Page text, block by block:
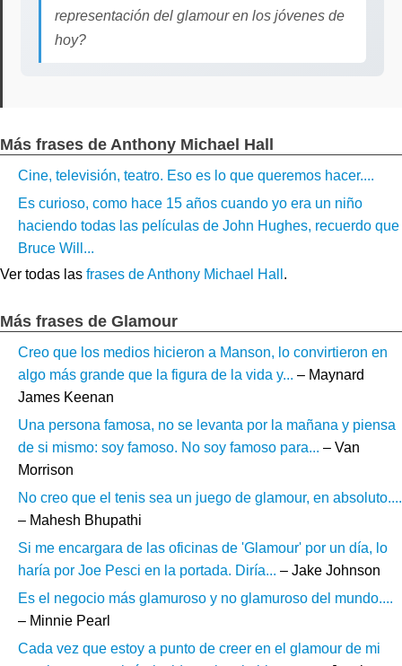
representación del glamour en los jóvenes de
hoy?
Más frases de Anthony Michael Hall
Cine, televisión, teatro. Eso es lo que queremos hacer....
Es curioso, como hace 15 años cuando yo era un niño
haciendo todas las películas de John Hughes, recuerdo que
Bruce Will...
Ver todas las frases de Anthony Michael Hall .
Más frases de Glamour
Creo que los medios hicieron a Manson, lo convirtieron en
algo más grande que la figura de la vida y... – Maynard
James Keenan
Una persona famosa, no se levanta por la mañana y piensa
de si mismo: soy famoso. No soy famoso para... – Van
Morrison
No creo que el tenis sea un juego de glamour, en absoluto....
– Mahesh Bhupathi
Si me encargara de las oficinas de 'Glamour' por un día, lo
haría por Joe Pesci en la portada. Diría... – Jake Johnson
Es el negocio más glamuroso y no glamuroso del mundo....
– Minnie Pearl
Cada vez que estoy a punto de creer en el glamour de mi